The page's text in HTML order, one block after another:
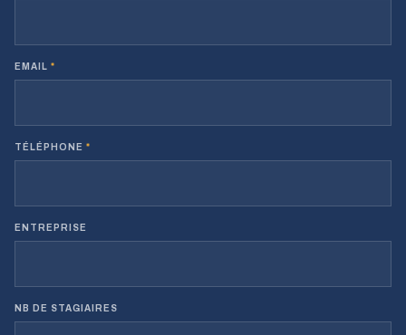
EMAIL *
TÉLÉPHONE *
ENTREPRISE
NB DE STAGIAIRES